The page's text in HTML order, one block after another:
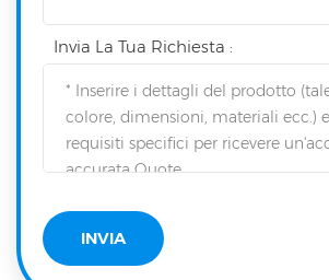
Invia La Tua Richiesta :